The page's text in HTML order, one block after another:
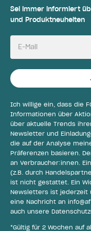
Sei immer informiert
und Produktneuheiten
E-Mail
Ich willige ein, dass die
Informationen über
über aktuelle Trends
Newsletter und
die auf der Analyse
Präferenzen basieren.
an Verbraucher:innen.
(z.B. durch
ist nicht gestattet. Ein
Newsletters ist jederzeit
eine Nachricht an
auch unsere
*Gültig für 2 Wochen auf